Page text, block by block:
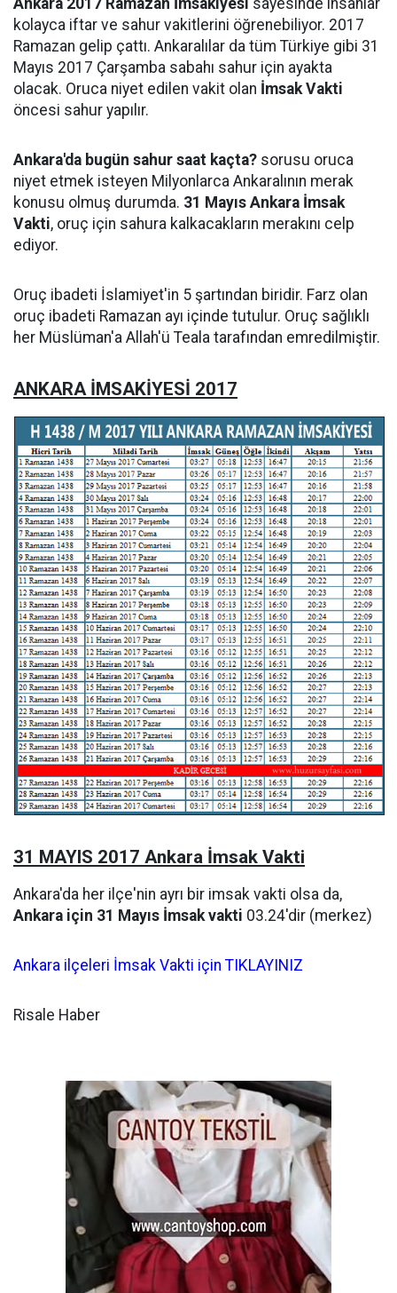
Ankara 2017 Ramazan İmsakiyesi sayesinde insanlar
kolayca iftar ve sahur vakitlerini öğrenebiliyor. 2017
Ramazan gelip çattı. Ankaralılar da tüm Türkiye gibi 31
Mayıs 2017 Çarşamba sabahı sahur için ayakta
olacak. Oruca niyet edilen vakit olan İmsak Vakti
öncesi sahur yapılır.
Ankara'da bugün sahur saat kaçta? sorusu oruca
niyet etmek isteyen Milyonlarca Ankaralının merak
konusu olmuş durumda. 31 Mayıs Ankara İmsak
Vakti, oruç için sahura kalkacakların merakını celp
ediyor.
Oruç ibadeti İslamiyet'in 5 şartından biridir. Farz olan
oruç ibadeti Ramazan ayı içinde tutulur. Oruç sağlıklı
her Müslüman'a Allah'ü Teala tarafından emredilmiştir.
ANKARA İMSAKİYESİ 2017
31 MAYIS 2017 Ankara İmsak Vakti
Ankara'da her ilçe'nin ayrı bir imsak vakti olsa da,
Ankara için 31 Mayıs İmsak vakti 03.24'dir (merkez)
Ankara ilçeleri İmsak Vakti için TIKLAYINIZ
Risale Haber